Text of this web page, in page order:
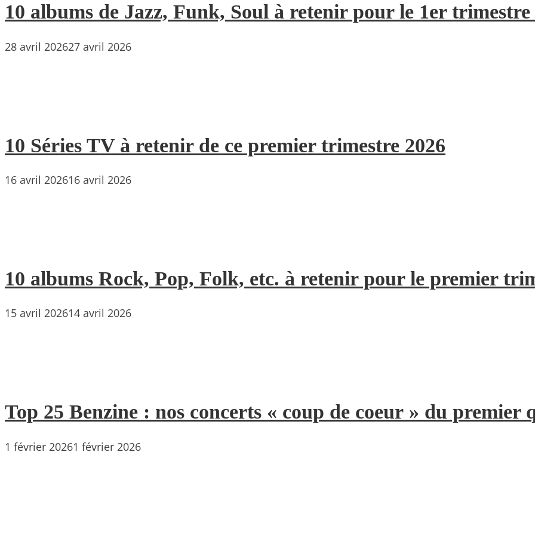
10 albums de Jazz, Funk, Soul à retenir pour le 1er trimestre
28 avril 202627 avril 2026
10 Séries TV à retenir de ce premier trimestre 2026
16 avril 202616 avril 2026
10 albums Rock, Pop, Folk, etc. à retenir pour le premier
15 avril 202614 avril 2026
Top 25 Benzine : nos concerts « coup de coeur » du premier
1 février 20261 février 2026